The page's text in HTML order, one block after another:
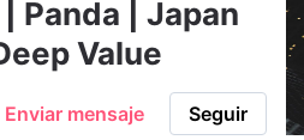
Panda | Japan
Value
Enviar mensaje Seguir